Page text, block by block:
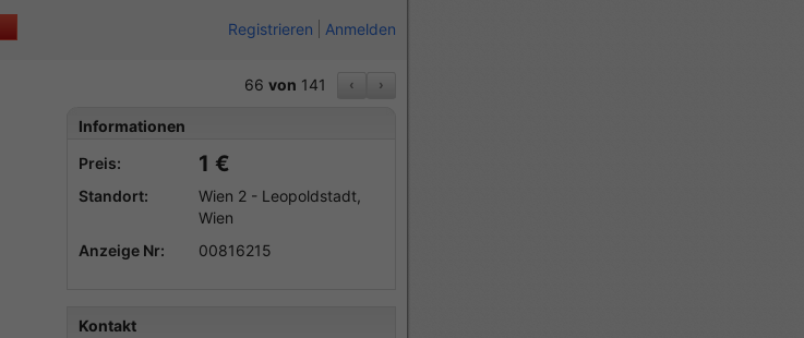
Registrieren Anmelden
66 von 141 ‹ ›
Informationen
Preis:
1 €
Standort:
Wien 2 - Leopoldstadt,
Wien
Anzeige Nr:
00816215
Kontakt